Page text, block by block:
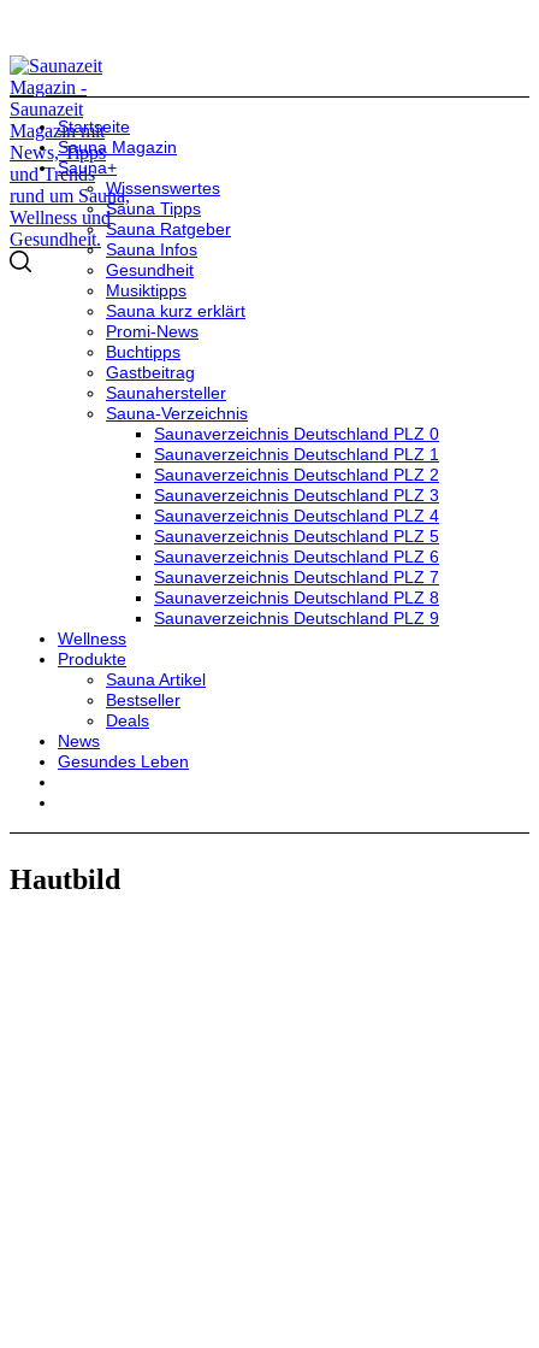
Startseite
Sauna Magazin
Sauna+
Wissenswertes
Sauna Tipps
Sauna Ratgeber
Sauna Infos
Gesundheit
Musiktipps
Sauna kurz erklärt
Promi-News
Buchtipps
Gastbeitrag
Saunahersteller
Sauna-Verzeichnis
Saunaverzeichnis Deutschland PLZ 0
Saunaverzeichnis Deutschland PLZ 1
Saunaverzeichnis Deutschland PLZ 2
Saunaverzeichnis Deutschland PLZ 3
Saunaverzeichnis Deutschland PLZ 4
Saunaverzeichnis Deutschland PLZ 5
Saunaverzeichnis Deutschland PLZ 6
Saunaverzeichnis Deutschland PLZ 7
Saunaverzeichnis Deutschland PLZ 8
Saunaverzeichnis Deutschland PLZ 9
Wellness
Produkte
Sauna Artikel
Bestseller
Deals
News
Gesundes Leben
Hautbild